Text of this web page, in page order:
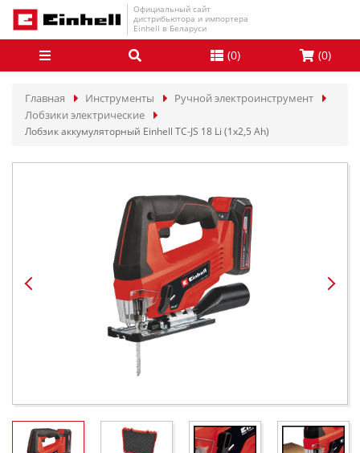
Официальный сайт
дистрибьютора и импортера
Einhell в Беларуси
(0) (0)
Главная Инструменты
Ручной электроинструмент
Лобзики электрические
Лобзик аккумуляторный Einhell TC-JS 18 Li (1x2,5 Ah)